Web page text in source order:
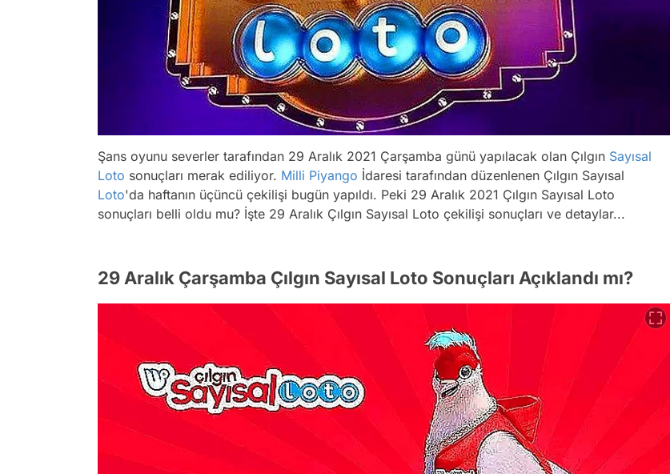
Şans oyunu severler tarafından 29 Aralık 2021 Çarşamba günü yapılacak olan Çılgın Sayısal
Loto sonuçları merak ediliyor. Milli Piyango İdaresi tarafından düzenlenen Çılgın Sayısal
Loto'da haftanın üçüncü çekilişi bugün yapıldı. Peki 29 Aralık 2021 Çılgın Sayısal Loto
sonuçları belli oldu mu? İşte 29 Aralık Çılgın Sayısal Loto çekilişi sonuçları ve detaylar...
29 Aralık Çarşamba Çılgın Sayısal Loto Sonuçları Açıklandı mı?